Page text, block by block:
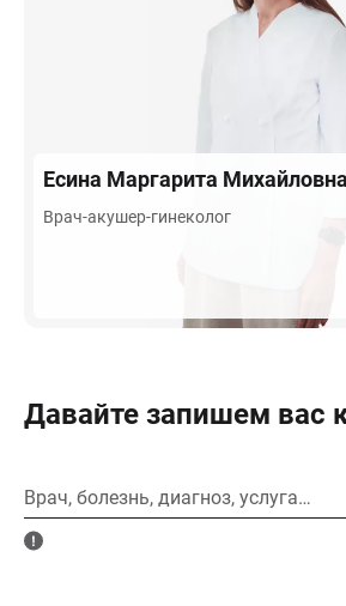
Есина Маргарита Михайловна
Врач-акушер-гинеколог
Давайте запишем вас
Врач, болезнь, диагноз, услуга…